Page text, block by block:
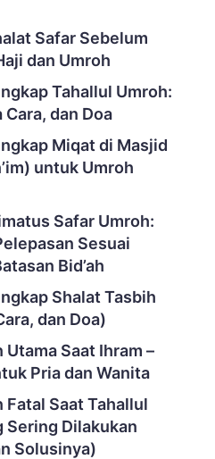
Safar Sebelum
dan Umroh
Tahallul Umroh:
Cara, dan Doa
Miqat di Masjid
untuk Umroh
Safar Umroh:
Sesuai
Bid’ah
Shalat Tasbih
dan Doa)
Utama Saat Ihram –
Pria dan Wanita
Fatal Saat Tahallul
Sering Dilakukan
Solusinya)